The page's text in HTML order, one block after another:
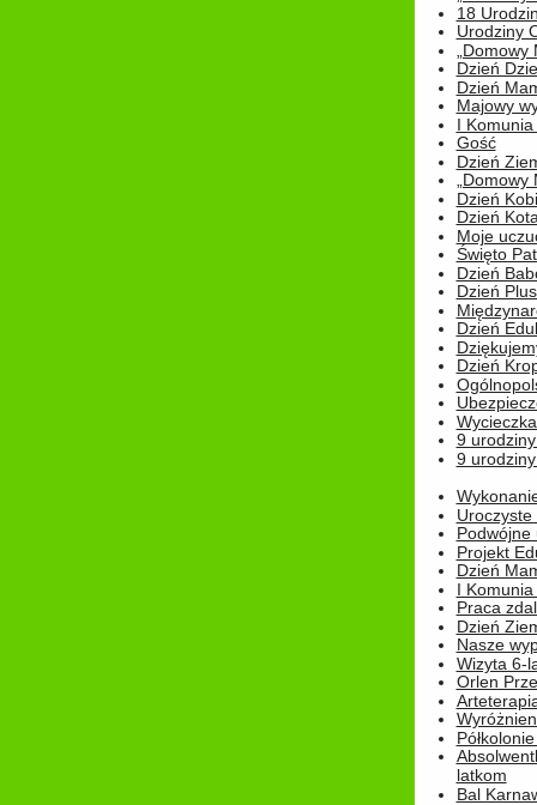
18
Urodziny
Dzień
Dzień
Majowy
I
Gość
Dzień
Dzień
Dzień
Moje
Święto
Dzień
Dzień
Dzień
Dzień
9
9
Podwójne
Projekt
Dzień
I
Praca
Dzień
Nasze
Wizyta 6-
Orlen
latkom
Bal